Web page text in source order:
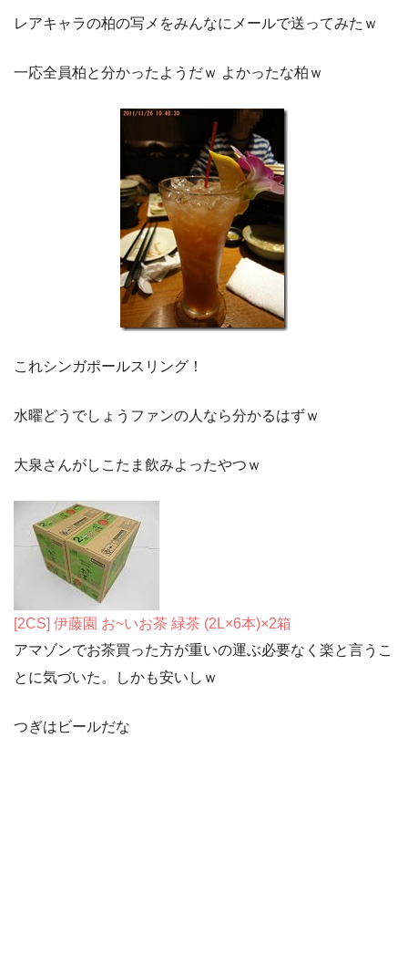
レアキャラの柏の写メをみんなにメールで送ってみたｗ
一応全員柏と分かったようだｗ よかったな柏ｗ
これシンガポールスリング！
水曜どうでしょうファンの人なら分かるはずｗ
大泉さんがしこたま飲みよったやつｗ
[2CS] 伊藤園 お~いお茶 緑茶 (2L×6本)×2箱
アマゾンでお茶買った方が重いの運ぶ必要なく楽と言うこ
とに気づいた。しかも安いしｗ
つぎはビールだな